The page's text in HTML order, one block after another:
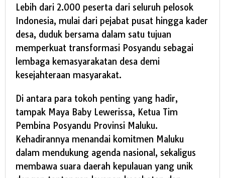
Lebih dari 2.000 peserta dari seluruh pelosok
Indonesia, mulai dari pejabat pusat hingga kader
desa, duduk bersama dalam satu tujuan
memperkuat transformasi Posyandu sebagai
lembaga kemasyarakatan desa demi
kesejahteraan masyarakat.
Di antara para tokoh penting yang hadir,
tampak Maya Baby Lewerissa, Ketua Tim
Pembina Posyandu Provinsi Maluku.
Kehadirannya menandai komitmen Maluku
dalam mendukung agenda nasional, sekaligus
membawa suara daerah kepulauan yang unik